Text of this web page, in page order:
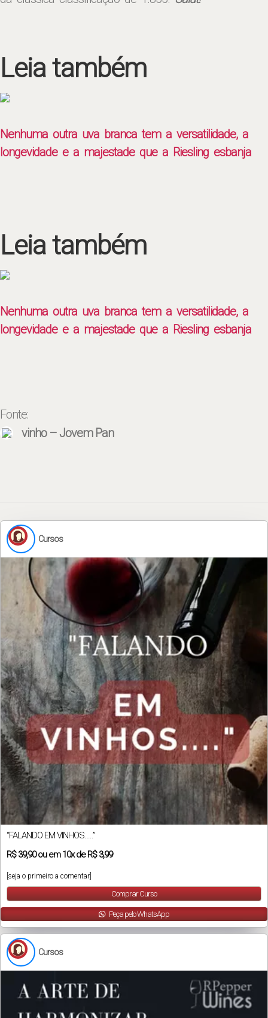
Leia também
Nenhuma outra uva branca tem a versatilidade, a
longevidade e a majestade que a Riesling esbanja
Leia também
Nenhuma outra uva branca tem a versatilidade, a
longevidade e a majestade que a Riesling esbanja
Fonte:
vinho – Jovem Pan
Cursos
“FALANDO EM VINHOS…..”
R$39,90ou em10xde R$ 3,99
[seja o primeiro a comentar]
Comprar Curso
Peça pelo WhatsApp
Cursos